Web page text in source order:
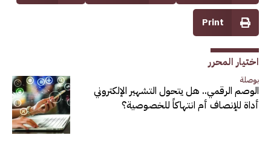
Print
اختيار المحرر
بوصلة
الوصم الرقمي.. هل يتحول التشهير الإلكتروني
أداة للإنصاف أم انتهاكاً للخصوصية؟